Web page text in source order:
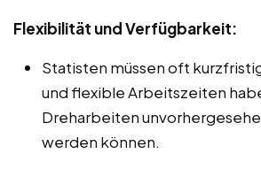
Flexibilität und Verfügbarkeit:
Statisten müssen oft
und flexible Arbeitszeiten
Dreharbeiten
werden können.